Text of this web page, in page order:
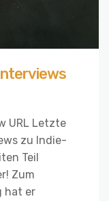
URL Letzte
zu Indie-
Teil
Zum
hat er